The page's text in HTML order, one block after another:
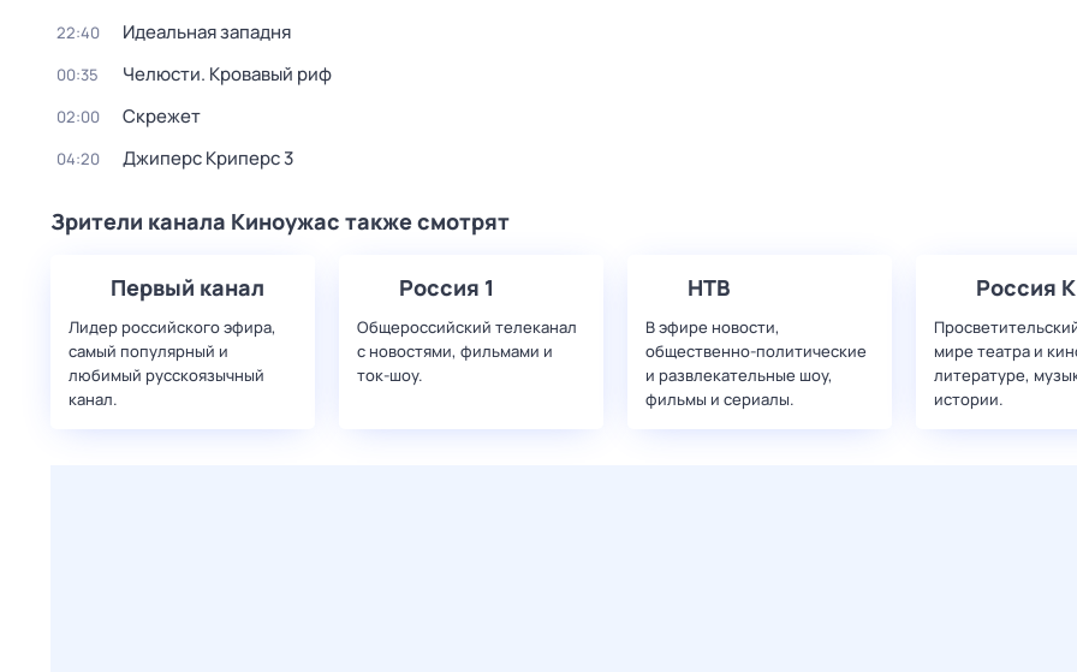
22:40 Идеальная западня
00:35 Челюсти. Кровавый риф
02:00 Скрежет
04:20 Джиперс Криперс 3
Зрители канала Киноужас также смотрят
Первый канал
Лидер российского эфира,
самый популярный и
любимый русскоязычный
канал.
Россия 1
Общероссийский телеканал
с новостями, фильмами и
ток-шоу.
НТВ
В эфире новости,
общественно-политические
и развлекательные шоу,
фильмы и сериалы.
Россия К
мире театра и
литературе,
истории.